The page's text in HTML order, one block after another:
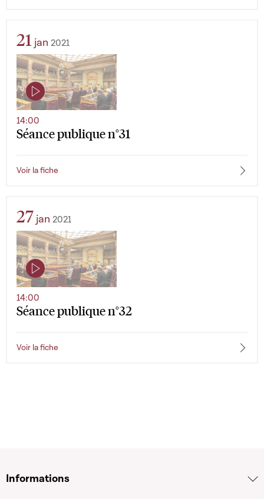
21 jan 2021
Séance publique n°31
14:00
Voir la fiche
27 jan 2021
Séance publique n°32
14:00
Voir la fiche
Informations